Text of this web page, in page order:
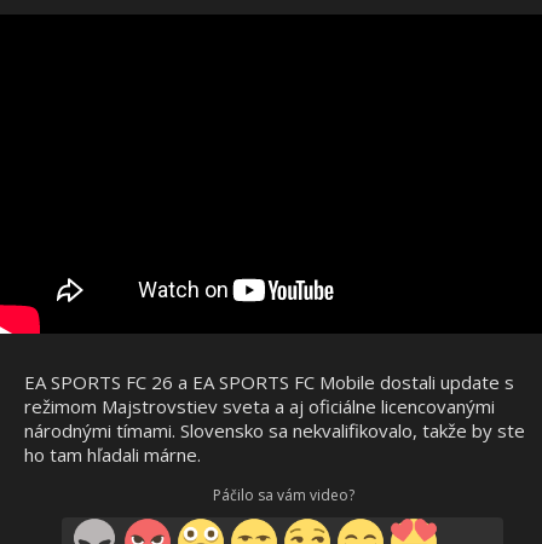
EA SPORTS FC 26 a EA SPORTS FC Mobile dostali update s
režimom Majstrovstiev sveta a aj oficiálne licencovanými
národnými tímami. Slovensko sa nekvalifikovalo, takže by ste
ho tam hľadali márne.
Páčilo sa vám video?